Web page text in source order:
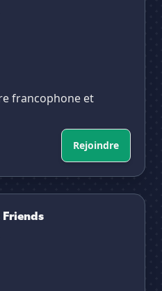
francophone et
Rejoindre
Friends